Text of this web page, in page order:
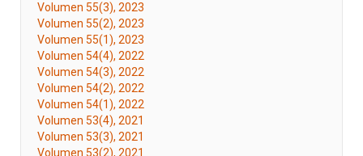
Volumen 55(3), 2023
Volumen 55(2), 2023
Volumen 55(1), 2023
Volumen 54(4), 2022
Volumen 54(3), 2022
Volumen 54(2), 2022
Volumen 54(1), 2022
Volumen 53(4), 2021
Volumen 53(3), 2021
Volumen 53(2), 2021